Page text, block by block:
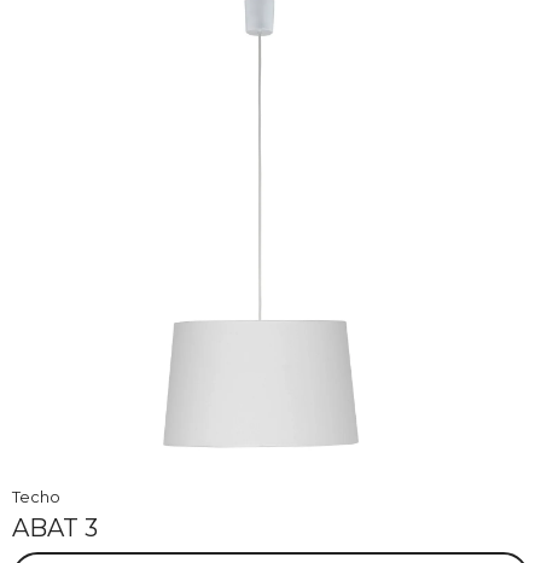
Techo
ABAT 3